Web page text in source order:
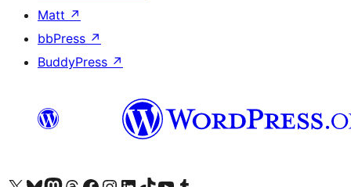
Matt ↗
bbPress ↗
BuddyPress ↗